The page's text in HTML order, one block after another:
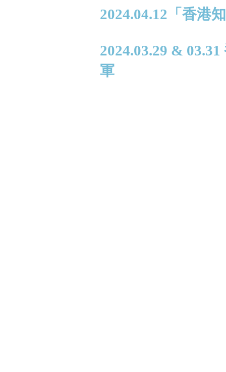
2024.04.12「香港
2024.03.29 &
軍